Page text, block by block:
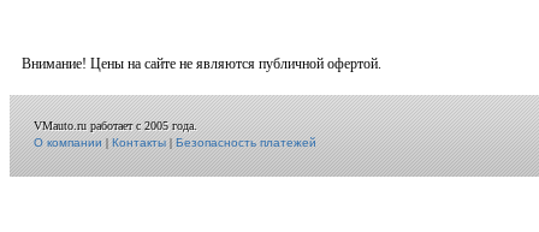
Внимание! Цены на сайте не являются публичной офертой.
VMauto.ru работает с 2005 года.
О компании|Контакты|Безопасность платежей